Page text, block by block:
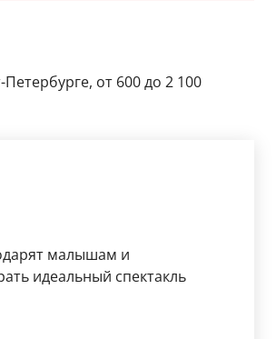
от 600 до 2 100
малышам и
идеальный спектакль